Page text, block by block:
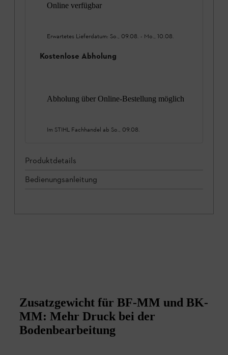
Online verfügbar
Erwartetes Lieferdatum: So., 09.08. - Mo., 10.08.
Kostenlose Abholung
Abholung über Online-Bestellung möglich
Im STIHL Fachhandel ab So., 09.08.
Produktdetails
Bedienungsanleitung
Zusatzgewicht für BF-MM und BK-
MM: Mehr Druck bei der
Bodenbearbeitung